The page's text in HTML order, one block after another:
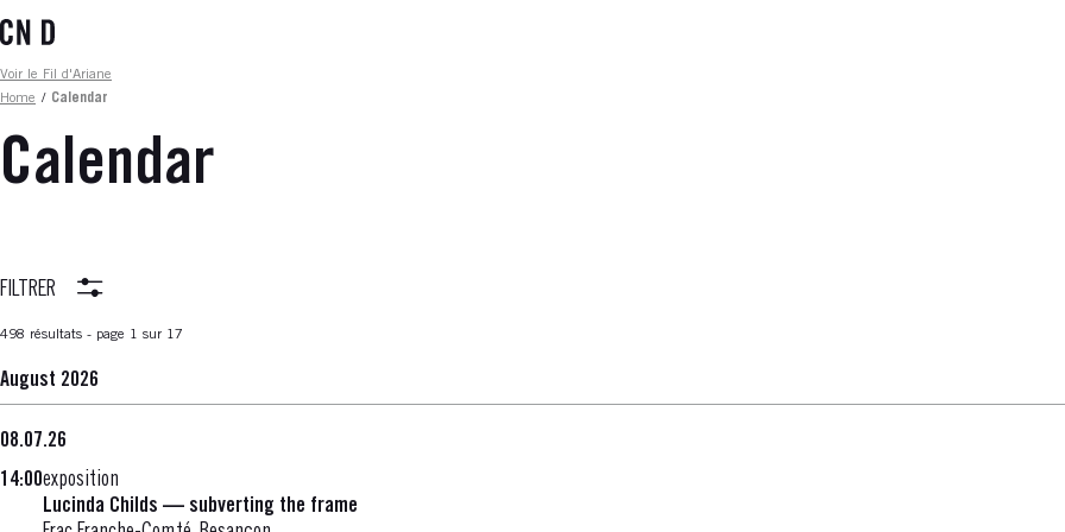
to
content
Fil d'ariane
Voir le Fil d'Ariane
Home / Calendar
Calendar
FILTRER
498 résultats - page 1 sur 17
August 2026
08.07.26
14:00exposition
Lucinda Childs — subverting the frame